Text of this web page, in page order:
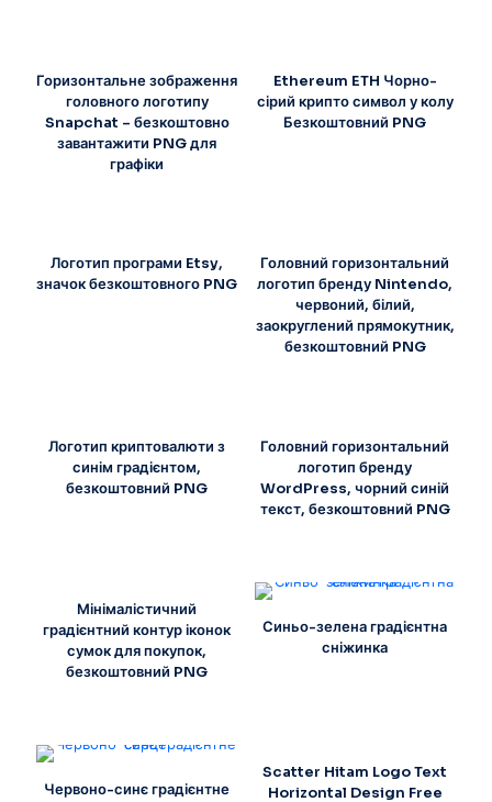
Горизонтальне зображення
головного логотипу
Snapchat – безкоштовно
завантажити PNG для
графіки
Ethereum ETH Чорно-
сірий крипто символ у колу
Безкоштовний PNG
Логотип програми Etsy,
значок безкоштовного PNG
Головний горизонтальний
логотип бренду Nintendo,
червоний, білий,
заокруглений прямокутник,
безкоштовний PNG
Логотип криптовалюти з
синім градієнтом,
безкоштовний PNG
Головний горизонтальний
логотип бренду
WordPress, чорний синій
текст, безкоштовний PNG
Мінімалістичний
градієнтний контур іконок
сумок для покупок,
безкоштовний PNG
Синьо-зелена градієнтна
сніжинка
Червоно-синє градієнтне
Scatter Hitam Logo Text
Horizontal Design Free